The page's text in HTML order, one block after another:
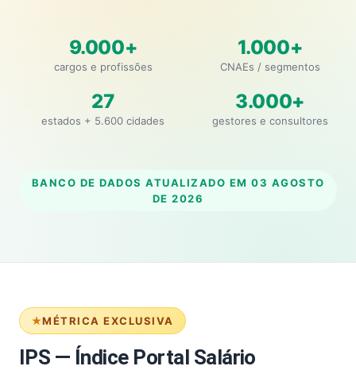
9.000+
cargos e profissões
1.000+
CNAEs / segmentos
27
estados + 5.600 cidades
3.000+
gestores e consultores
BANCO DE DADOS ATUALIZADO EM 03 AGOSTO
DE 2026
MÉTRICA EXCLUSIVA
IPS — Índice Portal Salário